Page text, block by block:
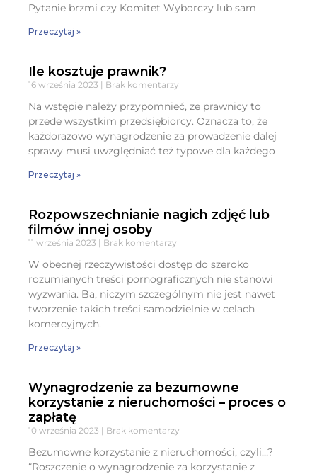
Pytanie brzmi czy Komitet Wyborczy lub sam
Przeczytaj »
Ile kosztuje prawnik?
16 września 2023 Brak komentarzy
Na wstępie należy przypomnieć, że prawnicy to
przede wszystkim przedsiębiorcy. Oznacza to, że
każdorazowo wynagrodzenie za prowadzenie dalej
sprawy musi uwzględniać też typowe dla każdego
Przeczytaj »
Rozpowszechnianie nagich zdjęć lub
filmów innej osoby
11 września 2023 Brak komentarzy
W obecnej rzeczywistości dostęp do szeroko
rozumianych treści pornograficznych nie stanowi
wyzwania. Ba, niczym szczególnym nie jest nawet
tworzenie takich treści samodzielnie w celach
komercyjnych.
Przeczytaj »
Wynagrodzenie za bezumowne
korzystanie z nieruchomości – proces o
zapłatę
10 września 2023 Brak komentarzy
Bezumowne korzystanie z nieruchomości, czyli…?
“Roszczenie o wynagrodzenie za korzystanie z